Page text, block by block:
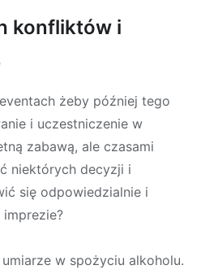
konfliktów i
żeby później tego
i uczestniczenie w
zabawą, ale czasami
niektórych decyzji i
się odpowiedzialnie i
w spożyciu alkoholu.